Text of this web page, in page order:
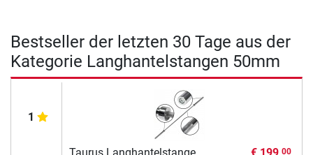
Bestseller der letzten 30 Tage aus der
Kategorie Langhantelstangen 50mm
1
00